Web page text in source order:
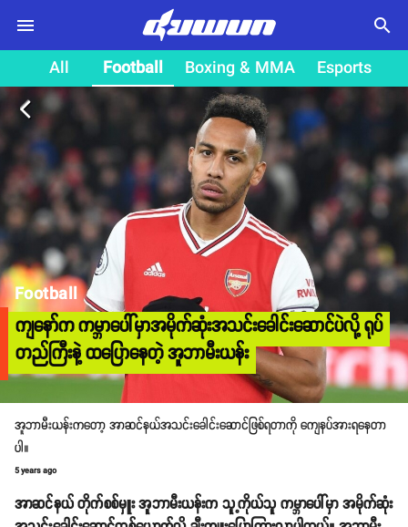
search
All Football Boxing & MMA Esports
arrow_back_ios
Football
ကျနော်က ကမ္ဘာပေါ်မှာအမိုက်ဆုံးအသင်းခေါင်းဆောင်ပဲလို့ ရုပ်
တည်ကြီးနဲ့ ထပြောနေတဲ့ အူဘာမီးယန်း
အူဘာမီးယန်းကတော့ အာဆင်နယ်အသင်းခေါင်းဆောင်ဖြစ်ရတာကို ကျေနပ်အားရနေတာ
ပါ။
5 years ago
အာဆင်နယ် တိုက်စစ်မှူး အူဘာမီးယန်းက သူ့ကိုယ်သူ ကမ္ဘာပေါ်မှာ အမိုက်ဆုံး